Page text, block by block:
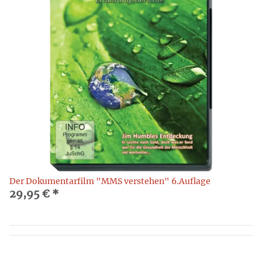
Der Dokumentarfilm "MMS verstehen" 6.Auflage
29,95 € *